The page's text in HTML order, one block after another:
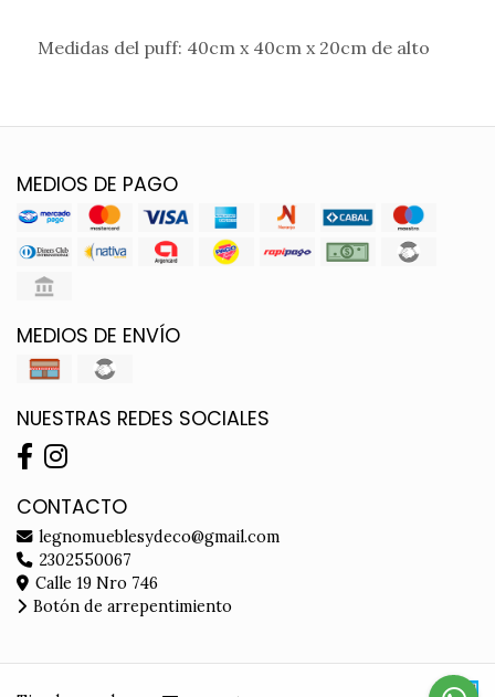
Medidas del puff: 40cm x 40cm x 20cm de alto
MEDIOS DE PAGO
MEDIOS DE ENVÍO
NUESTRAS REDES SOCIALES
CONTACTO
legnomueblesydeco@gmail.com
2302550067
Calle 19 Nro 746
Botón de arrepentimiento